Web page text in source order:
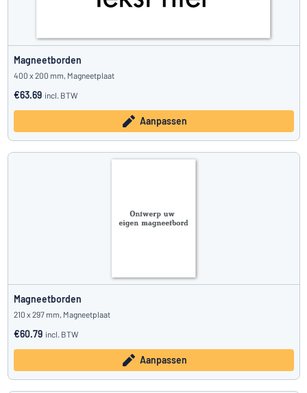
Magneetborden
400 x 200 mm, Magneetplaat
€63.69 incl. BTW
Aanpassen
Magneetborden
210 x 297 mm, Magneetplaat
€60.79 incl. BTW
Aanpassen